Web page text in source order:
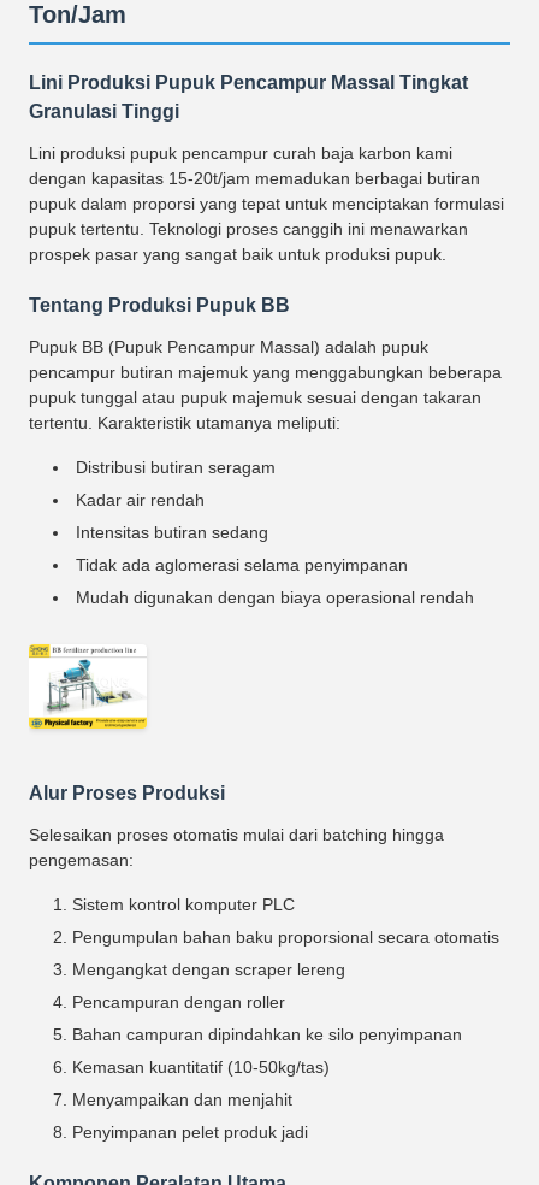
Ton/Jam
Lini Produksi Pupuk Pencampur Massal Tingkat
Granulasi Tinggi
Lini produksi pupuk pencampur curah baja karbon kami
dengan kapasitas 15-20t/jam memadukan berbagai butiran
pupuk dalam proporsi yang tepat untuk menciptakan formulasi
pupuk tertentu. Teknologi proses canggih ini menawarkan
prospek pasar yang sangat baik untuk produksi pupuk.
Tentang Produksi Pupuk BB
Pupuk BB (Pupuk Pencampur Massal) adalah pupuk
pencampur butiran majemuk yang menggabungkan beberapa
pupuk tunggal atau pupuk majemuk sesuai dengan takaran
tertentu. Karakteristik utamanya meliputi:
Distribusi butiran seragam
Kadar air rendah
Intensitas butiran sedang
Tidak ada aglomerasi selama penyimpanan
Mudah digunakan dengan biaya operasional rendah
Alur Proses Produksi
Selesaikan proses otomatis mulai dari batching hingga
pengemasan:
Sistem kontrol komputer PLC
Pengumpulan bahan baku proporsional secara otomatis
Mengangkat dengan scraper lereng
Pencampuran dengan roller
Bahan campuran dipindahkan ke silo penyimpanan
Kemasan kuantitatif (10-50kg/tas)
Menyampaikan dan menjahit
Penyimpanan pelet produk jadi